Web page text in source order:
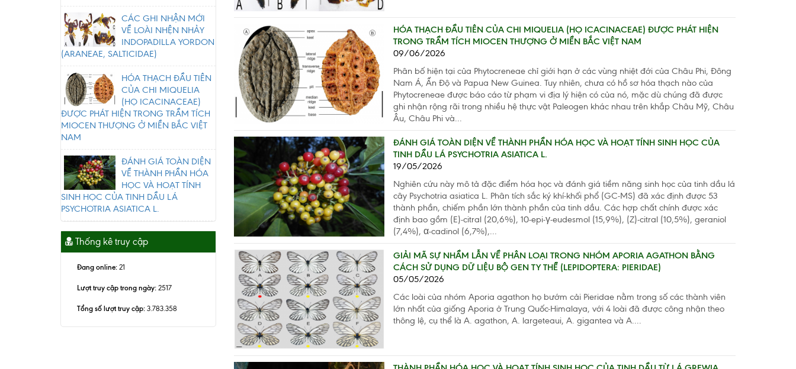
HÓA THẠCH ĐẦU TIÊN CỦA CHI MIQUELIA (HỌ ICACINACEAE) ĐƯỢC PHÁT HIỆN
TRONG TRẦM TÍCH MIOCEN THƯỢNG Ở MIỀN BẮC VIỆT NAM
09/06/2026
Phân bố hiện tại của Phytocreneae chỉ giới hạn ở các vùng nhiệt đới của Châu Phi, Đông
Nam Á, Ấn Độ và Papua New Guinea. Tuy nhiên, chưa có hồ sơ hóa thạch nào của
Phytocreneae được báo cáo từ phạm vi địa lý hiện có của nó, mặc dù chúng đã được
ghi nhận rộng rãi trong nhiều hệ thực vật Paleogen khác nhau trên khắp Châu Mỹ, Châu
Âu, Châu Phi và...
ĐÁNH GIÁ TOÀN DIỆN VỀ THÀNH PHẦN HÓA HỌC VÀ HOẠT TÍNH SINH HỌC CỦA
TINH DẦU LÁ PSYCHOTRIA ASIATICA L.
19/05/2026
Nghiên cứu này mô tả đặc điểm hóa học và đánh giá tiềm năng sinh học của tinh dầu lá
cây Psychotria asiatica L. Phân tích sắc ký khí-khối phổ (GC-MS) đã xác định được 53
thành phần, chiếm phần lớn thành phần của tinh dầu. Các hợp chất chính được xác
định bao gồm (E)-citral (20,6%), 10-epi-γ-eudesmol (15,9%), (Z)-citral (10,5%), geraniol
(7,4%), α-cadinol (6,7%),...
GIẢI MÃ SỰ NHẦM LẪN VỀ PHÂN LOẠI TRONG NHÓM APORIA AGATHON BẰNG
CÁCH SỬ DỤNG DỮ LIỆU BỘ GEN TY THỂ (LEPIDOPTERA: PIERIDAE)
05/05/2026
Các loài của nhóm Aporia agathon họ bướm cải Pieridae nằm trong số các thành viên
lớn nhất của giống Aporia ở Trung Quốc-Himalaya, với 4 loài đã được công nhận theo
thông lệ, cụ thể là A. agathon, A. largeteaui, A. gigantea và A....
CÁC GHI NHẬN MỚI
VỀ LOÀI NHỆN NHẢY
INDOPADILLA YORDON
(ARANEAE, SALTICIDAE)
HÓA THẠCH ĐẦU TIÊN
CỦA CHI MIQUELIA
(HỌ ICACINACEAE)
ĐƯỢC PHÁT HIỆN TRONG TRẦM TÍCH
MIOCEN THƯỢNG Ở MIỀN BẮC VIỆT
NAM
ĐÁNH GIÁ TOÀN DIỆN
VỀ THÀNH PHẦN HÓA
HỌC VÀ HOẠT TÍNH
SINH HỌC CỦA TINH DẦU LÁ
PSYCHOTRIA ASIATICA L.
Thống kê truy cập
Đang online: 21
Lượt truy cập trong ngày: 2517
Tổng số lượt truy cập: 3.783.358